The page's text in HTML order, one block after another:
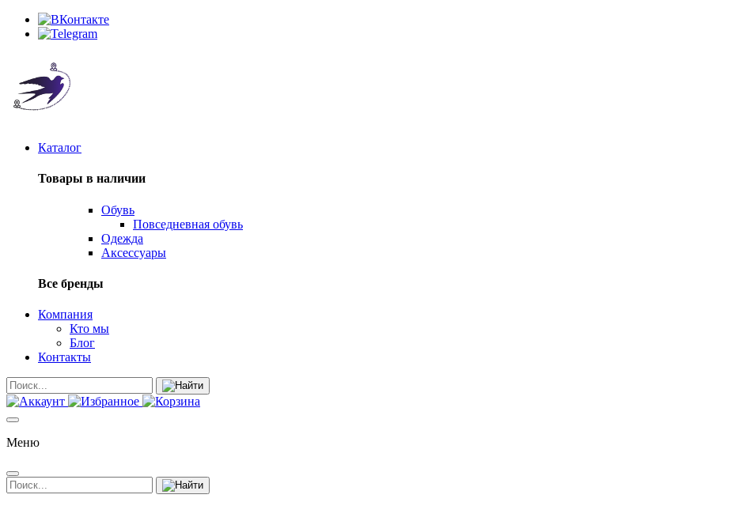
Каталог
Товары в наличии
Обувь
Повседневная обувь
Одежда
Аксессуары
Все бренды
Компания
Кто мы
Блог
Контакты
Меню